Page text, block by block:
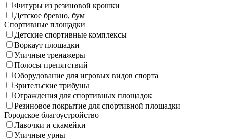
Фигуры из резиновой крошки
Детское бревно, бум
Спортивные площадки
Детские спортивные комплексы
Воркаут площадки
Уличные тренажеры
Полосы препятствий
Оборудование для игровых видов спорта
Зрительские трибуны
Ограждения для спортивных площадок
Резиновое покрытие для спортивной площадки
Городское благоустройство
Лавочки и скамейки
Уличные урны